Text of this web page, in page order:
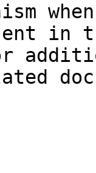
in